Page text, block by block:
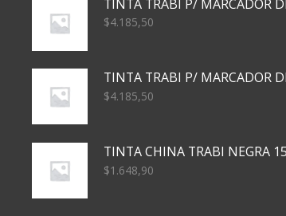
$4.185,50
$4.185,50
$1.648,90